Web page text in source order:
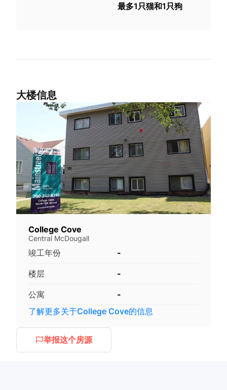
最多1只猫和1只狗
大楼信息
College Cove
Central McDougall
竣工年份 -
楼层 -
公寓
-
了解更多关于College Cove的信息
举报这个房源